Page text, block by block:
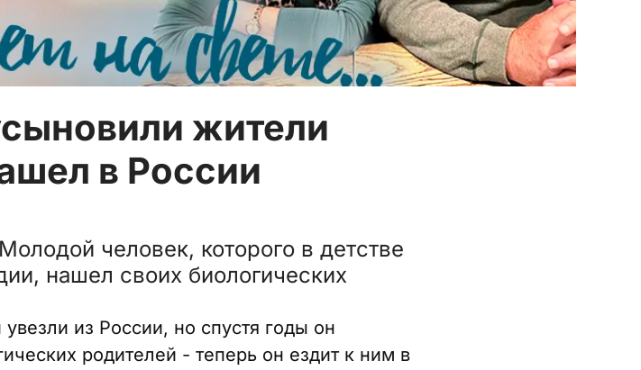
жители
в России
человек, которого в детстве
нашел своих биологических
из России, но спустя годы он
родителей - теперь он ездит к ним в